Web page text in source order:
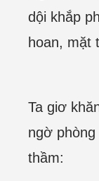
dội khắp
hoan, mặt
Ta giơ
ngờ
thầm: